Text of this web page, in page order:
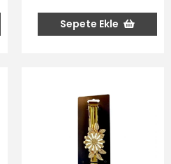
Sepete Ekle